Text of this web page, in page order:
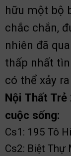
hữu một bộ
chắc chắn,
nhiên đã
thấp nhất
có thể xảy
Nội Thất
cuộc sống:
Cs1: 195 Tô
Cs2: Biệt Thự